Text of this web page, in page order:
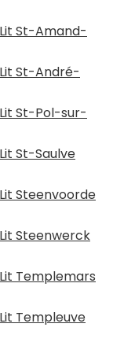
St-Amand-
St-André-
St-Pol-sur-
St-Saulve
Steenvoorde
Steenwerck
Templemars
Templeuve